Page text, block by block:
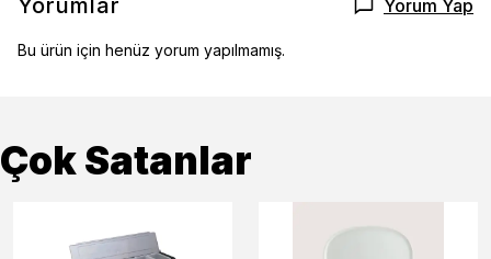
Yorumlar Yorum Yap
Bu ürün için henüz yorum yapılmamış.
Çok Satanlar